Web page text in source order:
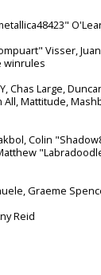
Visser,
winrules
Chas Large,
Mattitude,
Colin
Graeme
Reid